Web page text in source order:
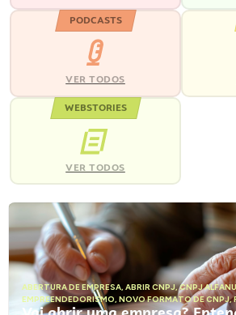
PODCASTS
VER TODOS
WEBSTORIES
VER TODOS
ABERTURA DE EMPRESA, ABRIR CNPJ,CNPJ
EMPREENDEDORISMO, NOVO FORMATO DE CNPJ,